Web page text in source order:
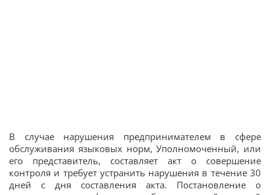
В случае нарушения предпринимателем в сфере
обслуживания языковых норм, Уполномоченный, или
его представитель, составляет акт о совершение
контроля и требует устранить нарушения в течение 30
дней с дня составления акта. Постановление о